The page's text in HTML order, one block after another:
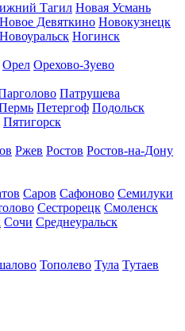
Тагил Новая Усмань
Новое Девяткино Новокузнецк
Новоуральск Ногинск
Орел Орехово-Зуево
Патрушева
Петергоф Подольск
Пятигорск
Ржев Ростов Ростов-на-Дону
Саров Сафоново Семилуки
Сестрорецк Смоленск
Сочи Среднеуральск
Тополево Тула Тутаев